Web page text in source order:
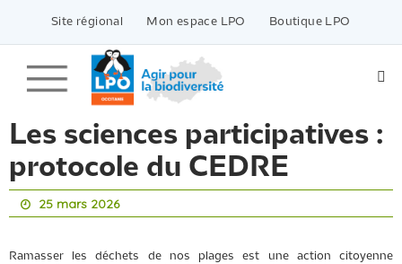
contenu
Site régional Mon espace LPO Boutique LPO
Les sciences participatives :
protocole du CEDRE
25 mars 2026
Ramasser les déchets de nos plagesest une action citoyenne